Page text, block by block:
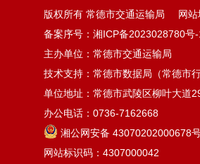
版权所有 常德市交通运输局
网站
备案序号： 湘ICP备2023028780号-
主办单位：常德市交通运输局
技术支持：常德市数据局（常德市
单位地址：常德市武陵区柳叶大道
办公电话：0736-7162668
湘公网安备 43070202000678
网站标识码：4307000042